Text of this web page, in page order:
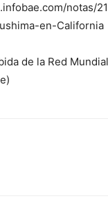
notas/
en-California
de la Red